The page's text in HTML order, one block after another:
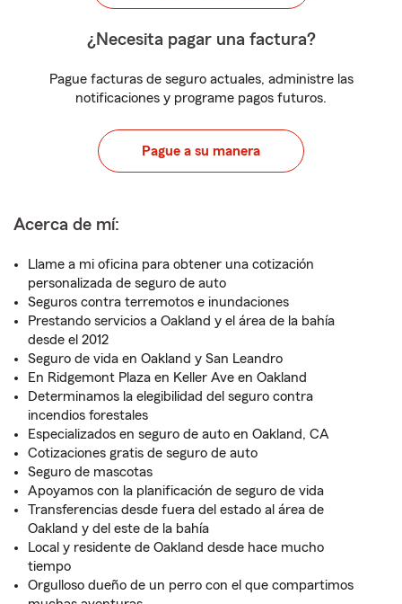
¿Necesita pagar una factura?
Pague facturas de seguro actuales, administre las
notificaciones y programe pagos futuros.
Pague a su manera
Acerca de mí:
Llame a mi oficina para obtener una cotización
personalizada de seguro de auto
Seguros contra terremotos e inundaciones
Prestando servicios a Oakland y el área de la bahía
desde el 2012
Seguro de vida en Oakland y San Leandro
En Ridgemont Plaza en Keller Ave en Oakland
Determinamos la elegibilidad del seguro contra
incendios forestales
Especializados en seguro de auto en Oakland, CA
Cotizaciones gratis de seguro de auto
Seguro de mascotas
Apoyamos con la planificación de seguro de vida
Transferencias desde fuera del estado al área de
Oakland y del este de la bahía
Local y residente de Oakland desde hace mucho
tiempo
Orgulloso dueño de un perro con el que compartimos